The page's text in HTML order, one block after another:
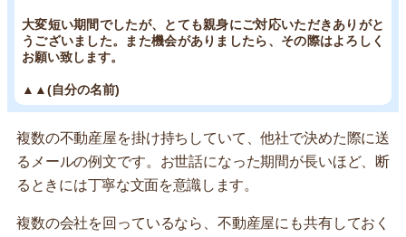
大変短い期間でしたが、とても親身にご対応いただきありがと
うございました。また機会がありましたら、その際はよろしく
お願い致します。
▲▲(自分の名前)
複数の不動産屋を掛け持ちしていて、他社で決めた際に送
るメールの例文です。お世話になった期間が長いほど、断
るときには丁寧な文面を意識します。
複数の会社を回っているなら、不動産屋にも共有しておく